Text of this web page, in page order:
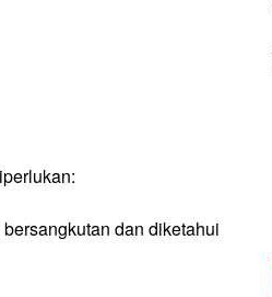
dan diketahui